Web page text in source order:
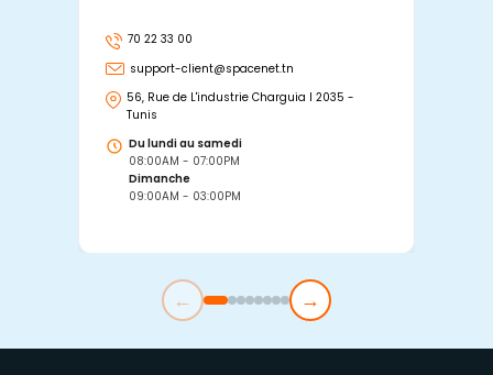
70 22 33 00
support-client@spacenet.tn
56, Rue de L'industrie Charguia I 2035 -
Tunis
Du lundi au samedi
08:00AM - 07:00PM
Dimanche
09:00AM - 03:00PM
← →